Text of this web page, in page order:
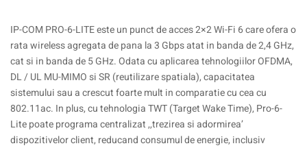
IP-COM PRO-6-LITE este un punct de acces 2×2 Wi-Fi 6 care ofera o
rata wireless agregata de pana la 3 Gbps atat in banda de 2,4 GHz,
cat si in banda de 5 GHz. Odata cu aplicarea tehnologiilor OFDMA,
DL / UL MU-MIMO si SR (reutilizare spatiala), capacitatea
sistemului sau a crescut foarte mult in comparatie cu cea cu
802.11ac. In plus, cu tehnologia TWT (Target Wake Time), Pro-6-
Lite poate programa centralizat ,,trezirea si adormirea’
dispozitivelor client, reducand consumul de energie, inclusiv